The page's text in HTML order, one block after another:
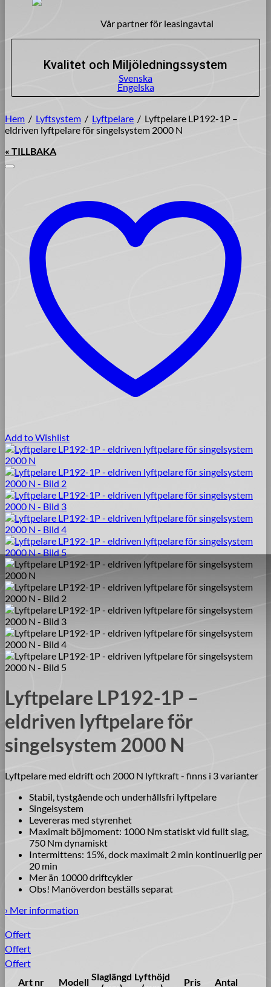
Vår partner för leasingavtal
Kvalitet och Miljöledningssystem
Svenska
Engelska
Hem / Lyftsystem / Lyftpelare / Lyftpelare LP192-1P –
eldriven lyftpelare för singelsystem 2000 N
« TILLBAKA
Add to Wishlist
Lyftpelare LP192-1P –
eldriven lyftpelare för
singelsystem 2000 N
Lyftpelare med eldrift och 2000 N lyftkraft - finns i 3 varianter
Stabil, tystgående och underhållsfri lyftpelare
Singelsystem
Levereras med styrenhet
Maximalt böjmoment: 1000 Nm statiskt vid fullt slag,
750 Nm dynamiskt
Intermittens: 15%, dock maximalt 2 min kontinuerlig per
20 min
Mer än 10000 driftcykler
Obs! Manöverdon beställs separat
› Mer information
Offert
Offert
Offert
Art nr
Modell Slaglängd Lyfthöjd
Pris Antal